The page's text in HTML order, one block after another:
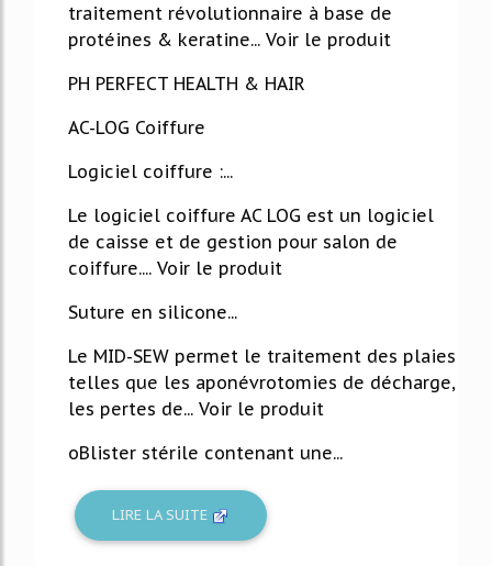
traitement révolutionnaire à base de
protéines & keratine... Voir le produit
PH PERFECT HEALTH & HAIR
AC-LOG Coiffure
Logiciel coiffure :...
Le logiciel coiffure AC LOG est un logiciel
de caisse et de gestion pour salon de
coiffure.... Voir le produit
Suture en silicone...
Le MID-SEW permet le traitement des plaies
telles que les aponévrotomies de décharge,
les pertes de... Voir le produit
oBlister stérile contenant une...
LIRE LA SUITE